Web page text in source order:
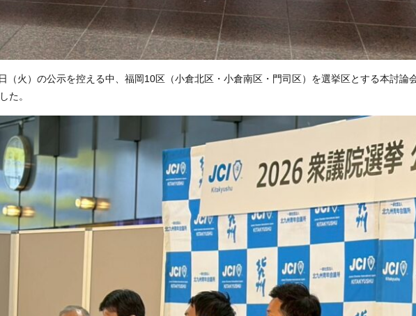
（火）の公示を控える中、福岡10区（小倉北区・小倉南区・門司区）を選挙区とする本討論
た。